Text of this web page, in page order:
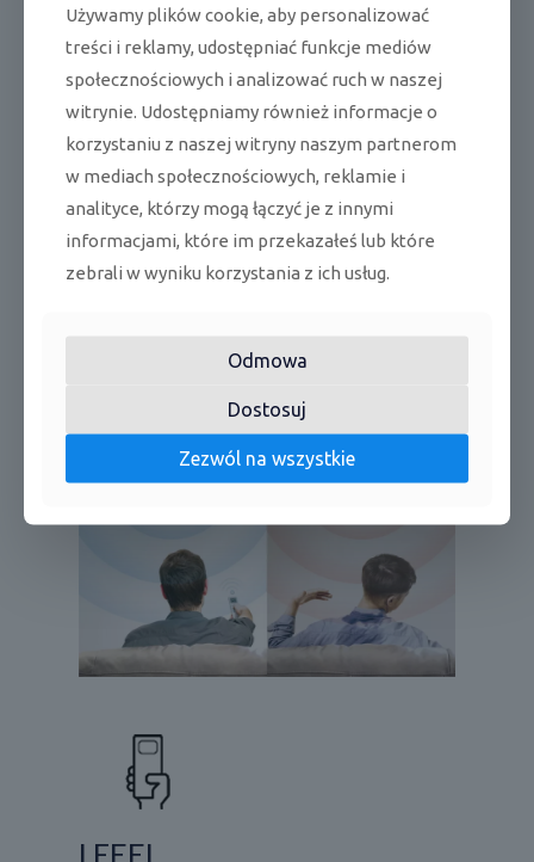
COANDA Plus
Funkcja COANDA Plus, która sprawia, że nawiew
z klimatyzatora jest silniejszy oraz osiąga większy
zasięg docierając do każdej części pomieszczenia –
przy odpowiednim doborze urządzenia. W trybie
czemu strumień zimnego powietrza nie jest
skierowany bezpośrednio na użytkownika. W trybie
ogrzewania, nawiew kierowany jest w dół, co pozwala
na lepsze rozprowadzenie ciepła i uzyskanie jednolitej
Używamy plików cookie, aby personalizować
treści i reklamy, udostępniać funkcje mediów
społecznościowych i analizować ruch w naszej
witrynie. Udostępniamy również informacje o
korzystaniu z naszej witryny naszym partnerom
w mediach społecznościowych, reklamie i
analityce, którzy mogą łączyć je z innymi
informacjami, które im przekazałeś lub które
zebrali w wyniku korzystania z ich usług.
Odmowa
Dostosuj
Zezwól na wszystkie